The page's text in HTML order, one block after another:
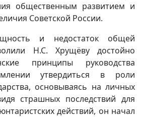
общественным развитием и
Советской России.
и недостаток общей
Н.С. Хрущёву достойно
принципы руководства
утвердиться в роли
основываясь на личных
страшных последствий для
действий, он начал